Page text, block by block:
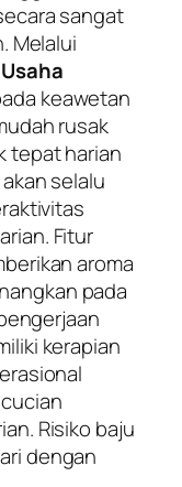
sangat
Melalui
keawetan
rusak
tepat harian
selalu
Fitur
aroma
pada
kerapian
Risiko baju
dengan